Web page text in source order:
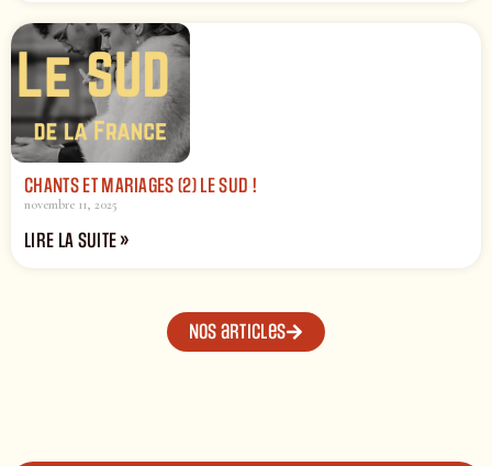
CHANTS ET MARIAGES (2) LE SUD !
novembre 11, 2025
LIRE LA SUITE »
Nos articles